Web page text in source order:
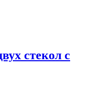
стекол с